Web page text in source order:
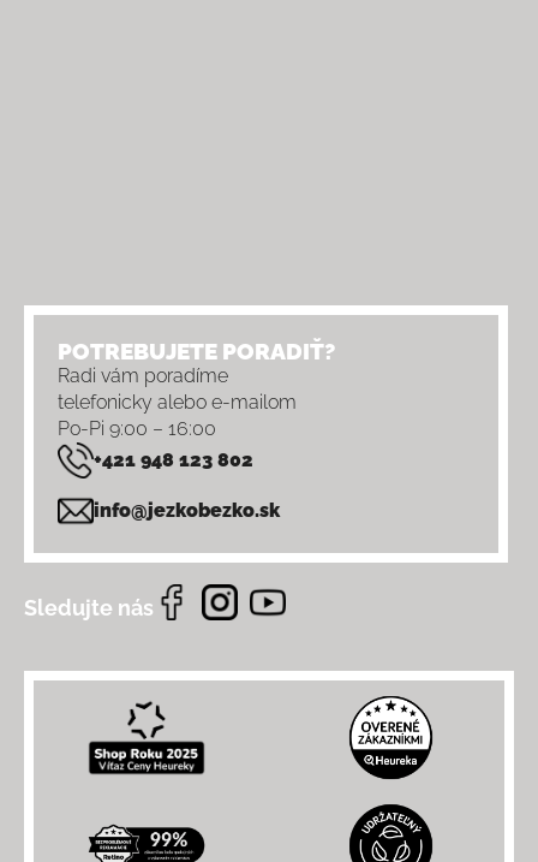
POTREBUJETE PORADIŤ?
Radi vám poradíme
telefonicky alebo e-mailom
Po-Pi 9:00 – 16:00
+421 948 123 802
info@jezkobezko.sk
Sledujte nás